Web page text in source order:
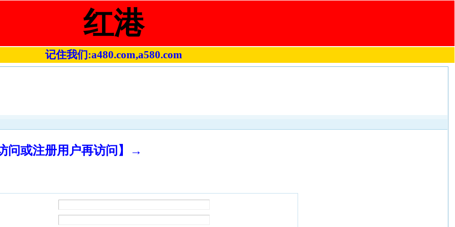
红港
记住我们:a480.com,a580.com
问或注册用户再访问】→